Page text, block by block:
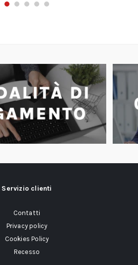
Servizio clienti
Contatti
Privacy policy
Cookies Policy
Recesso